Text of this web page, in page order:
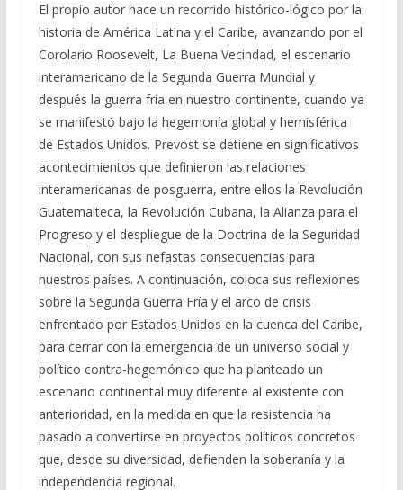
El propio autor hace un recorrido histórico-lógico por la
historia de América Latina y el Caribe, avanzando por el
Corolario Roosevelt, La Buena Vecindad, el escenario
interamericano de la Segunda Guerra Mundial y
después la guerra fría en nuestro continente, cuando ya
se manifestó bajo la hegemonía global y hemisférica
de Estados Unidos. Prevost se detiene en significativos
acontecimientos que definieron las relaciones
interamericanas de posguerra, entre ellos la Revolución
Guatemalteca, la Revolución Cubana, la Alianza para el
Progreso y el despliegue de la Doctrina de la Seguridad
Nacional, con sus nefastas consecuencias para
nuestros países. A continuación, coloca sus reflexiones
sobre la Segunda Guerra Fría y el arco de crisis
enfrentado por Estados Unidos en la cuenca del Caribe,
para cerrar con la emergencia de un universo social y
político contra-hegemónico que ha planteado un
escenario continental muy diferente al existente con
anterioridad, en la medida en que la resistencia ha
pasado a convertirse en proyectos políticos concretos
que, desde su diversidad, defienden la soberanía y la
independencia regional.